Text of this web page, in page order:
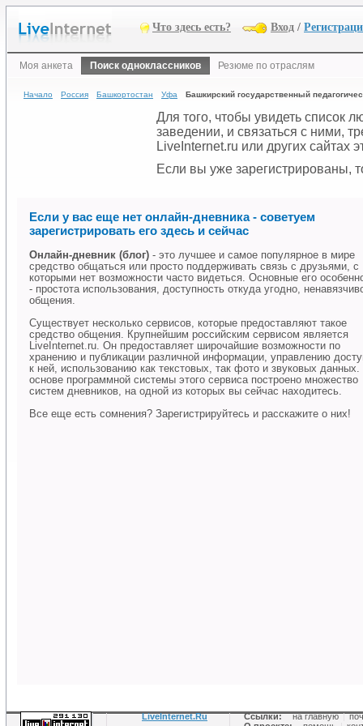
Что здесь есть? Вход /
Моя анкета Поиск одноклассников Резюме по отраслям
Начало Россия Башкортостан Уфа Башкирский государственный
Для того, чтобы увидеть список
заведении, и связаться с ними,
LiveInternet.ru или других сайтах
Если вы уже зарегистрированы,
Если у вас еще нет онлайн-дневника - советуем
зарегистрировать его здесь и сейчас
Онлайн-дневник (блог) - это лучшее и самое популярное в мире
средство общаться или просто поддерживать связь с друзьями, с
которыми нет возможности часто видеться. Основные его
- простота использования, доступность откуда угодно,
общения.
Существует несколько сервисов, которые предоставляют такое
средство общения. Крупнейшим российским сервисом является
LiveInternet.ru. Он предоставляет широчайшие возможности по
хранению и публикации различной информации, управлению
к ней, использованию как текстовых, так фото и звуковых
основе программной системы этого сервиса построено множество
систем дневников, на одной из которых вы сейчас находитесь.
Все еще есть сомнения? Зарегистрируйтесь и расскажите о них!
LiveInternet.Ru Ссылки: на главную |